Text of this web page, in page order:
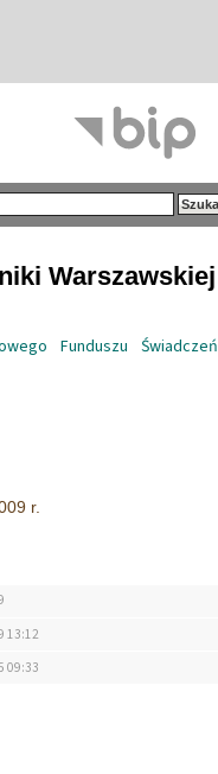
Warszawskiej
Funduszu Świadczeń
r.
13:12
09:33